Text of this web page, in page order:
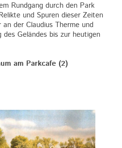
Rundgang durch den Park
und Spuren dieser Zeiten
der Claudius Therme und
Geländes bis zur heutigen
am Parkcafe (2)